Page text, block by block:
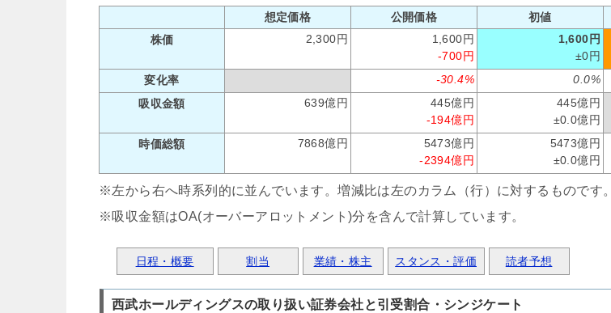
想定価格 公開価格 初値
株価
2,300円
1,600円
-700円
1,600円
±0円
変化率
-30.4% 0.0%
吸収金額
639億円
445億円
-194億円
445億円
±0.0億円
時価総額
7868億円
5473億円
-2394億円
5473億円
±0.0億円
※左から右へ時系列的に並んでいます。増減比は左のカラム（行）に対するものです。
※吸収金額はOA(オーバーアロットメント)分を含んで計算しています。
日程・概要 割当 業績・株主 スタンス・評価 読者予想
西武ホールディングスの取り扱い証券会社と引受割合・シンジケート